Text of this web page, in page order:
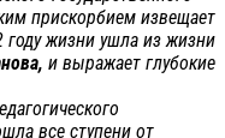
прискорбием извещает
году жизни ушла из жизни
и выражает глубокие
все ступени от